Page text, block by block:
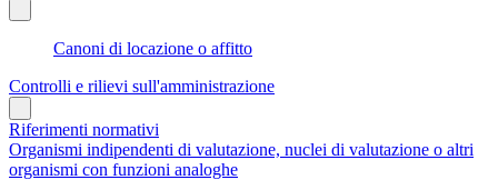
Canoni di locazione o affitto
Controlli e rilievi sull'amministrazione
Riferimenti normativi
Organismi indipendenti di valutazione, nuclei di valutazione o altri
organismi con funzioni analoghe